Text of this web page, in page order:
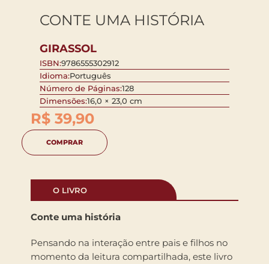
CONTE UMA HISTÓRIA
GIRASSOL
ISBN:9786555302912
Idioma:Português
Número de Páginas:128
Dimensões:16,0 × 23,0 cm
R$ 39,90
COMPRAR
O LIVRO
Conte uma história
Pensando na interação entre pais e filhos no
momento da leitura compartilhada, este livro